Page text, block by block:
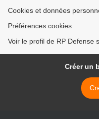
Cookies et données
Préférences cookies
Voir le profil de RP Defense
Créer un